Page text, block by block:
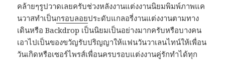
คล้ายๆรูปวาดเลยครับช่วงหลังงานแต่งงานนิยมพิมพ์ภาพแค
นวาสทำเป็นกรอบลอยประดับแกลอรี่งานแต่งงานตามทาง
เดินหรือ Backdrop เป็นนิยมเป็นอย่างมากครับหรือบางคน
เอาไปเป็นของขวัญรับปริญญาให้แฟนวันวาเลนไทน์ให้เพื่อน
วันเกิดหรือเซอร์ไพรส์เพื่อนครบรอบแต่งงานคู่รักทำได้ทุก